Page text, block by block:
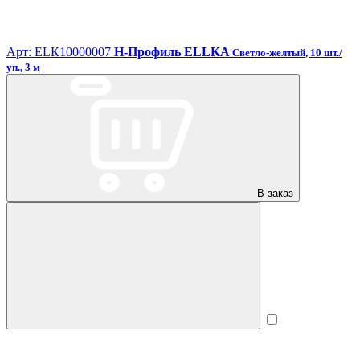
Арт: ЕLК10000007 H-Профиль ELLKA Светло-желтый, 10 шт./
уп., 3 м
В заказ